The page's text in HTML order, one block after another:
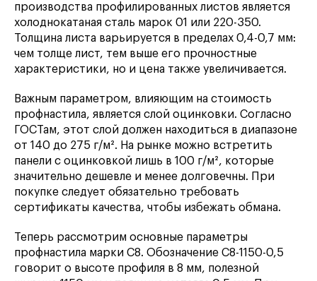
производства профилированных листов является
холоднокатаная сталь марок 01 или 220-350.
Толщина листа варьируется в пределах 0,4-0,7 мм:
чем толще лист, тем выше его прочностные
характеристики, но и цена также увеличивается.
Важным параметром, влияющим на стоимость
профнастила, является слой оцинковки. Согласно
ГОСТам, этот слой должен находиться в диапазоне
от 140 до 275 г/м². На рынке можно встретить
панели с оцинковкой лишь в 100 г/м², которые
значительно дешевле и менее долговечны. При
покупке следует обязательно требовать
сертификаты качества, чтобы избежать обмана.
Теперь рассмотрим основные параметры
профнастила марки С8. Обозначение С8-1150-0,5
говорит о высоте профиля в 8 мм, полезной